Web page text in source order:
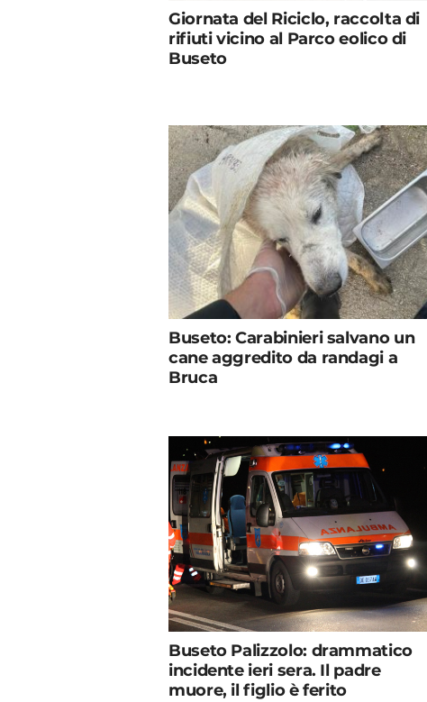
Giornata del Riciclo, raccolta di
rifiuti vicino al Parco eolico di
Buseto
Buseto: Carabinieri salvano un
cane aggredito da randagi a
Bruca
Buseto Palizzolo: drammatico
incidente ieri sera. Il padre
muore, il figlio è ferito